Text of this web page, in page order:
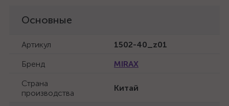
Основные
Артикул
1502-40_z01
Бренд
MIRAX
Страна
производства
Китай